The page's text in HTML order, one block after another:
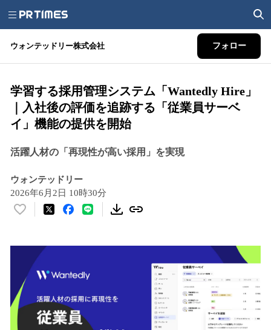
ウォンテッドリー株式会社 フォロー
学習する採用管理システム「Wantedly Hire」
｜入社後の評価を追跡する「従業員サーベ
イ」機能の提供を開始
活躍人材の「再現性が高い採用」を実現
ウォンテッドリー
2026年6月2日 10時30分
い
を
読
み